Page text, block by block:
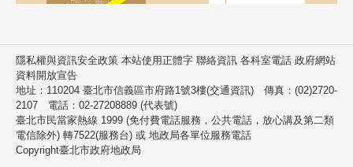
隱私權與資訊安全政策 本站使用正體字 聯絡資訊 各科室電話 政府網站
資料開放宣告
地址：110204 臺北市信義區市府路1號3樓(交通資訊) 傳真：(02)2720-
2107 電話：02-27208889 (代表號)
臺北市民當家熱線 1999 (免付費電話服務，公共電話，放心講及第二類
電信除外) 轉7522(服務台) 或 地政局各單位服務電話
Copyright臺北市政府地政局